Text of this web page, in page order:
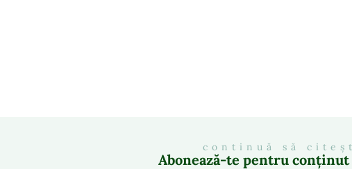
continuă să
Abonează-te pentru